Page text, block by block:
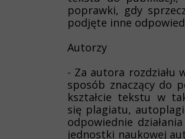
poprawki, gdy
podjęte inne
Autorzy
- Za autora rozdziału
sposób znaczący do
kształcie tekstu w
się plagiatu,
odpowiednie
jednostki naukowej